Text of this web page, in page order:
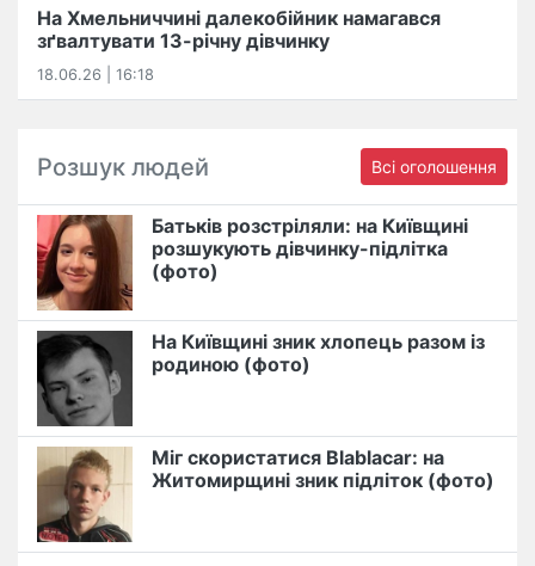
На Хмельниччині далекобійник намагався
зґвалтувати 13-річну дівчинку
18.06.26 | 16:18
Розшук людей Всі оголошення
Батьків розстріляли: на Київщині
розшукують дівчинку-підлітка
(фото)
На Київщині зник хлопець разом із
родиною (фото)
Міг скористатися Blablacar: на
Житомирщині зник підліток (фото)